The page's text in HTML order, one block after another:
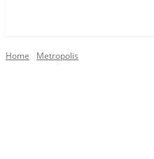
Home Metropolis